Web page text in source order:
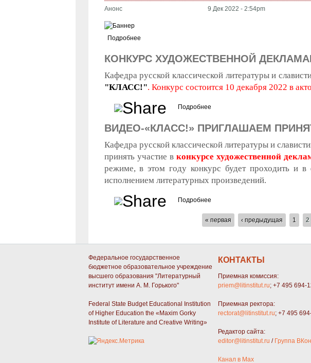
Анонс 9 Дек 2022 - 2:54pm
Подробнее
КОНКУРС ХУДОЖЕСТВЕННОЙ
Кафедра русской классической литературы и
"КЛАСС!". Конкурс состоится 10 декабря 2022 в
Подробнее
ВИДЕО-«КЛАСС!» ПРИГЛАШАЕМ
Кафедра русской классической литературы и
принять участие в конкурсе художественной
режиме, в этом году конкурс будет проходить и
исполнением литературных произведений.
Подробнее
« первая ‹ предыдущая 1 2
Федеральное государственное
бюджетное образовательное учреждение
высшего образования "Литературный
институт имени А. М. Горького"
Federal State Budget Educational Institution
of Higher Education the «Maxim Gorky
Institute of Literature and Creative Writing»
КОНТАКТЫ
Приемная комиссия:
priem@litinstitut.ru; +7 495 694-
Приемная ректора:
rectorat@litinstitut.ru; +7 495
Редактор сайта:
editor@litinstitut.ru / Группа
Канал в Max